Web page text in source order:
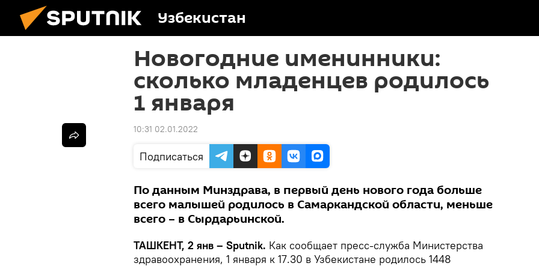
Узбекистан
Новогодние именинники:
сколько младенцев родилось
1 января
10:31 02.01.2022
Подписаться
По данным Минздрава, в первый день нового года больше
всего малышей родилось в Самаркандской области, меньше
всего – в Сырдарьинской.
ТАШКЕНТ, 2 янв – Sputnik. Как сообщает пресс-служба Министерства
здравоохранения, 1 января к 17.30 в Узбекистане родилось 1448